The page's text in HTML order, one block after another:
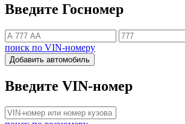
Введите Госномер
поиск по VIN-номеру
Добавить автомобиль
Введите VIN-номер